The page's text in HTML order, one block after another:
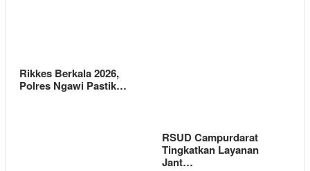
Rikkes Berkala 2026,
Polres Ngawi Pastik…
RSUD Campurdarat
Tingkatkan Layanan
Jant…